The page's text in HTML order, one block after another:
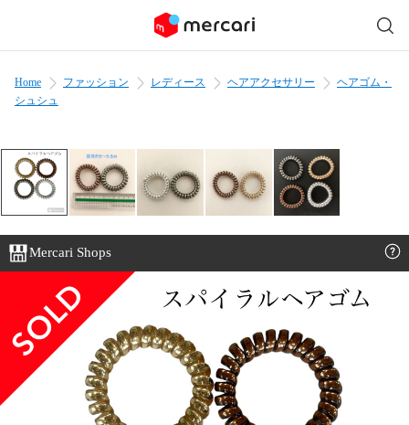
Home ファッション レディース ヘアアクセサリー
ヘアゴム・
シュシュ
Mercari Shops